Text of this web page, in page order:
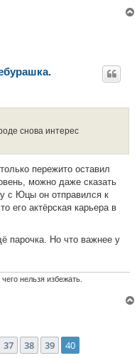
снова интерес
пережито оставил
можно даже сказать
с Юцы он отправился к
его актёрская карьера в
парочка. Но что важнее у
нельзя избежать.
37 38 39 40